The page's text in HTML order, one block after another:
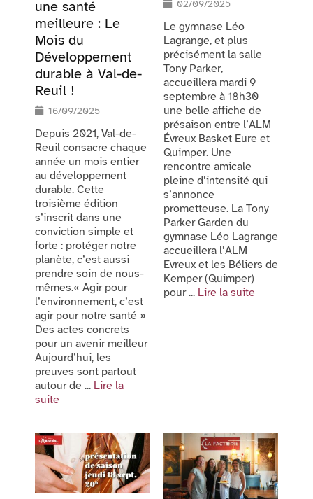
une santé
meilleure : Le
Mois du
Développement
durable à Val-de-
Reuil !
16/09/2025
Depuis 2021, Val-de-
Reuil consacre chaque
année un mois entier
au développement
durable. Cette
troisième édition
s’inscrit dans une
conviction simple et
forte : protéger notre
planète, c’est aussi
prendre soin de nous-
mêmes.« Agir pour
l’environnement, c’est
agir pour notre santé »
Des actes concrets
pour un avenir meilleur
Aujourd’hui, les
preuves sont partout
autour de ... Lire la
suite
02/09/2025
Le gymnase Léo
Lagrange, et plus
précisément la salle
Tony Parker,
accueillera mardi 9
septembre à 18h30
une belle affiche de
présaison entre l’ALM
Évreux Basket Eure et
Quimper. Une
rencontre amicale
pleine d’intensité qui
s’annonce
prometteuse. La Tony
Parker Garden du
gymnase Léo Lagrange
accueillera l’ALM
Evreux et les Béliers de
Kemper (Quimper)
pour ... Lire la suite